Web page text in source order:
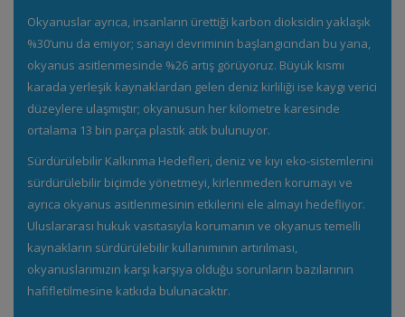
Okyanuslar ayrıca, insanların ürettiği karbon dioksidin yaklaşık
%30’unu da emiyor; sanayi devriminin başlangıcından bu yana,
okyanus asitlenmesinde %26 artış görüyoruz. Büyük kısmı
karada yerleşik kaynaklardan gelen deniz kirliliği ise kaygı verici
düzeylere ulaşmıştır; okyanusun her kilometre karesinde
ortalama 13 bin parça plastik atık bulunuyor.
Sürdürülebilir Kalkınma Hedefleri, deniz ve kıyı eko-sistemlerini
sürdürülebilir biçimde yönetmeyi, kirlenmeden korumayı ve
ayrıca okyanus asitlenmesinin etkilerini ele almayı hedefliyor.
Uluslararası hukuk vasıtasıyla korumanın ve okyanus temelli
kaynakların sürdürülebilir kullanımının artırılması,
okyanuslarımızın karşı karşıya olduğu sorunların bazılarının
hafifletilmesine katkıda bulunacaktır.